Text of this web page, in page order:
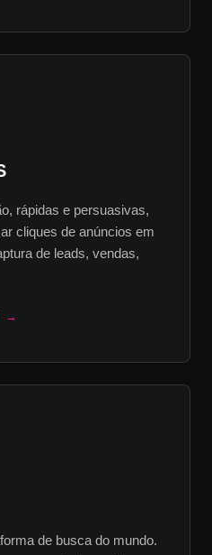
rápidas e persuasivas,
cliques de anúncios em
de leads, vendas,
de busca do mundo.